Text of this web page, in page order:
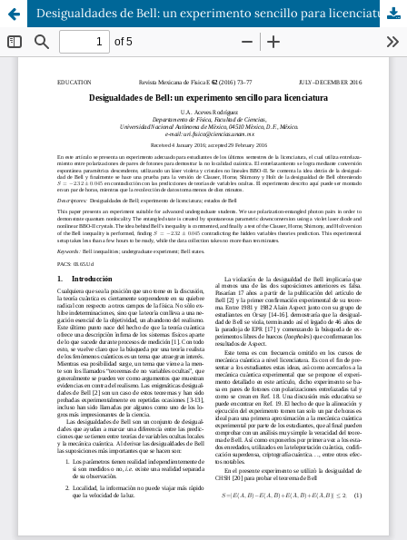
Desigualdades de Bell: un experimento sencillo para licenciatura